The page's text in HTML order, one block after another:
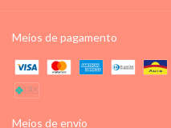
Meios de pagamento
Meios de envio